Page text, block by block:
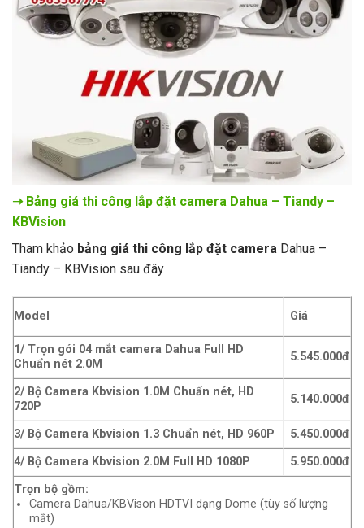
➝ Bảng giá thi công lắp đặt camera Dahua – Tiandy –
KBVision
Tham khảo bảng giá thi công lắp đặt camera Dahua –
Tiandy – KBVision sau đây
Model Giá
1/ Trọn gói 04 mắt camera Dahua Full HD
Chuẩn nét 2.0M
5.545.000đ
2/ Bộ Camera Kbvision 1.0M Chuẩn nét, HD
720P
5.140.000đ
3/ Bộ Camera Kbvision 1.3 Chuẩn nét, HD 960P
5.450.000đ
4/ Bộ Camera Kbvision 2.0M Full HD 1080P
5.950.000đ
Trọn bộ gồm:
Camera Dahua/KBVison HDTVI dạng Dome (tùy số lượng
mắt)